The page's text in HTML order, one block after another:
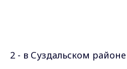
2 - в Суздальском районе